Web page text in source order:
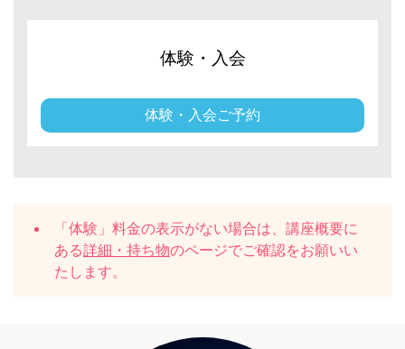
体験・入会
体験・入会ご予約
「体験」料金の表示がない場合は、講座概要に
ある詳細・持ち物のページでご確認をお願いい
たします。